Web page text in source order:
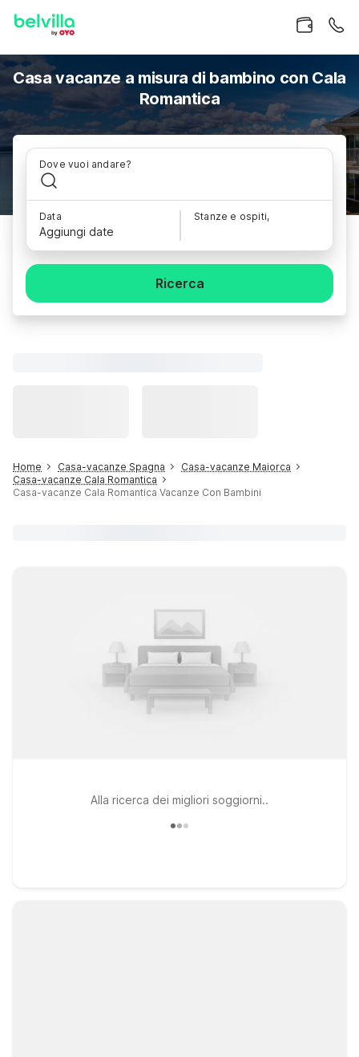
Casa vacanze a misura di bambino con Cala
Romantica
Dove vuoi andare?
Data
Aggiungi date
Stanze e ospiti,
Ricerca
Home Casa-vacanze Spagna
Casa-vacanze Maiorca
Casa-vacanze Cala Romantica
Casa-vacanze Cala Romantica Vacanze Con Bambini
Alla ricerca dei migliori soggiorni..